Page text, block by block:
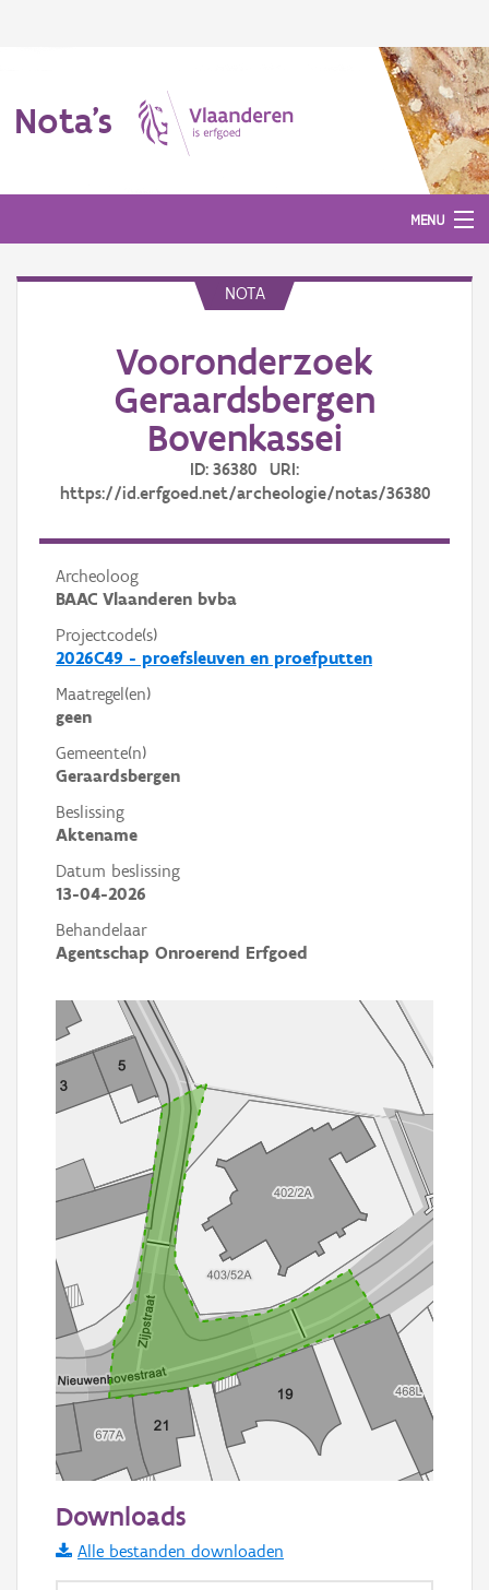
Nota's
MENU
NOTA
Vooronderzoek
Geraardsbergen
Bovenkassei
ID: 36380 URI:
https://id.erfgoed.net/archeologie/notas/36380
Archeoloog
BAAC Vlaanderen bvba
Projectcode(s)
2026C49 - proefsleuven en proefputten
Maatregel(en)
geen
Gemeente(n)
Geraardsbergen
Beslissing
Aktename
Datum beslissing
13-04-2026
Behandelaar
Agentschap Onroerend Erfgoed
Informatie Vlaanderen
i
Downloads
Alle bestanden downloaden